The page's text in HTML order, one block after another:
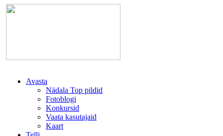
Avasta
Nädala Top pildid
Fotoblogi
Konkursid
Vaata kasutajaid
Kaart